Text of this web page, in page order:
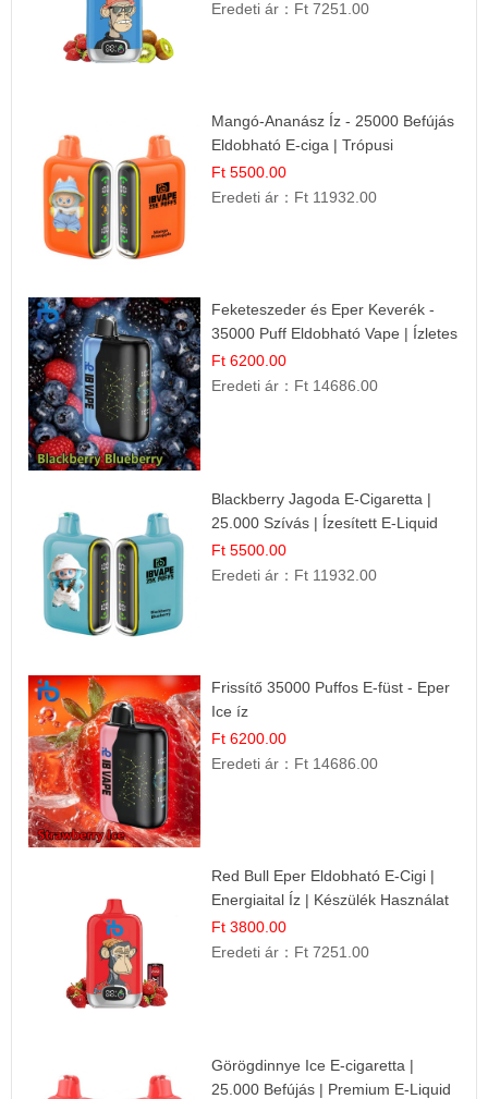
Eredeti ár： Ft 7251.00
Mangó-Ananász Íz - 25000 Befújás
Eldobható E-ciga | Trópusi
Gyümölcs Élmény!
Ft 5500.00
Eredeti ár： Ft 11932.00
Feketeszeder és Eper Keverék -
35000 Puff Eldobható Vape | Ízletes
Gyümölcsökombináció!
Ft 6200.00
Eredeti ár： Ft 14686.00
Blackberry Jagoda E-Cigaretta |
25.000 Szívás | Ízesített E-Liquid
Ft 5500.00
Eredeti ár： Ft 11932.00
Frissítő 35000 Puffos E-füst - Eper
Ice íz
Ft 6200.00
Eredeti ár： Ft 14686.00
Red Bull Eper Eldobható E-Cigi |
Energiaital Íz | Készülék Használat
Ft 3800.00
Eredeti ár： Ft 7251.00
Görögdinnye Ice E-cigaretta |
25.000 Befújás | Premium E-Liquid